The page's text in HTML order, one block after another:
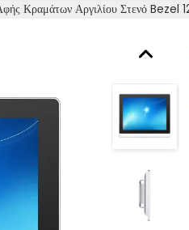
Κραμάτων Αργιλίου Στενό Bezel 12